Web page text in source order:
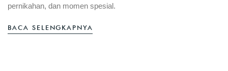
pernikahan, dan momen spesial.
BACA SELENGKAPNYA